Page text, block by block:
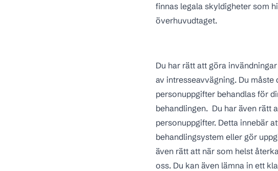
finnas legala skyldigheter som
överhuvudtaget.
Du har rätt att göra
av intresseavvägning. Du
personuppgifter behandlas för
behandlingen. Du har även rätt
personuppgifter. Detta innebär
behandlingsystem eller gör
även rätt att när som helst
oss. Du kan även lämna in ett